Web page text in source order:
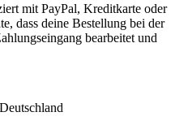
mit PayPal, Kreditkarte oder
dass deine Bestellung bei der
bearbeitet und